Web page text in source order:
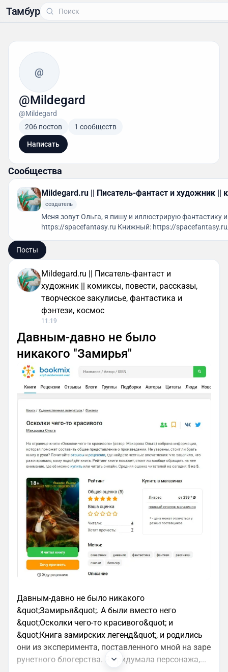
Тамбур
@
@Mildegard
@Mildegard
206 постов
1 сообществ
Написать
Сообщества
Mildegard.ru || Писатель-фантаст и художник ||
создатель
Меня зовут Ольга, я пишу и иллюстрирую фантастику и перевожу ее на
Посты
Mildegard.ru || Писатель-фантаст и
художник || комиксы, повести, рассказы,
творческое закулисье, фантастика и
фэнтези, космос
11:19
Давным-давно не было
никакого "Замирья"
Давным-давно не было никакого
&quot;Замирья&quot;. А были вместо него
&quot;Осколки чего-то красивого&quot; и
&quot;Книга замирских легенд&quot;, и родились
они из эксперимента, поставленного мной на заре
рунетного блогерства. Я придумала персонажа,...